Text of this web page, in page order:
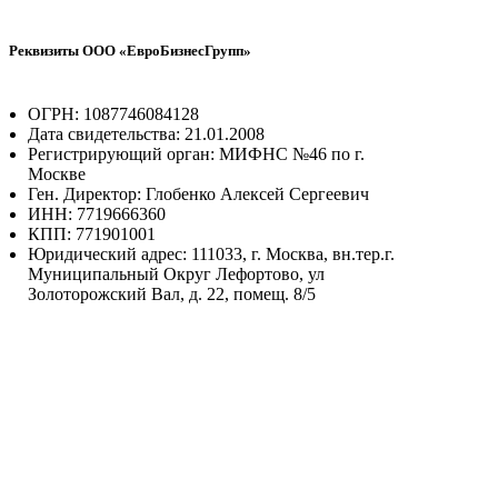
Реквизиты ООО «ЕвроБизнесГрупп»
ОГРН: 1087746084128
Дата свидетельства: 21.01.2008
Регистрирующий орган: МИФНС №46 по г.
Москве
Ген. Директор: Глобенко Алексей Сергеевич
ИНН: 7719666360
КПП: 771901001
Юридический адрес: 111033, г. Москва, вн.тер.г.
Муниципальный Округ Лефортово, ул
Золоторожский Вал, д. 22, помещ. 8/5